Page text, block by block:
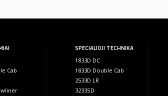
Cab
SPECIALIOJI TECHNIKA
1833D DC
1833D Double Cab
2533D LR
3233SD